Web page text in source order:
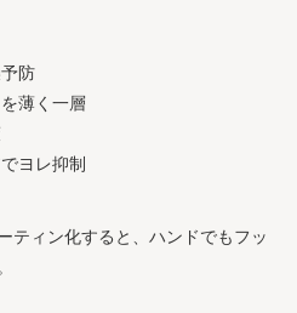
防
を薄く一層
ヨレ抑制
ティン化すると、ハンドでもフッ